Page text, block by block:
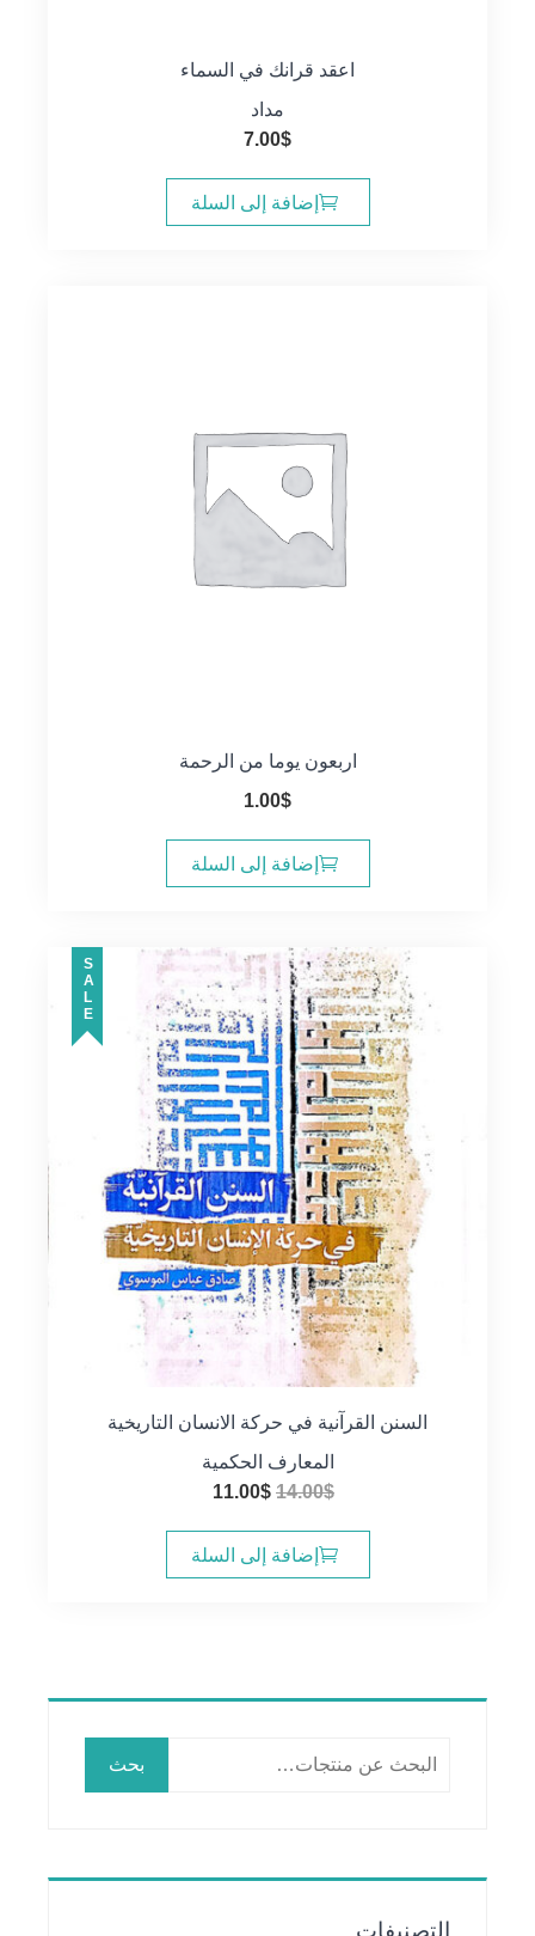
اعقد قرانك في السماء
مداد
7.00$
إضافة إلى السلة
اربعون يوما من الرحمة
1.00$
إضافة إلى السلة
SALE
السنن القرآنية في حركة الانسان التاريخية
المعارف الحكمية
14.00$
السعر
هو:
14.00$.
11.00$
هو:
11.00$.
إضافة إلى السلة
بحث
التصنيفات